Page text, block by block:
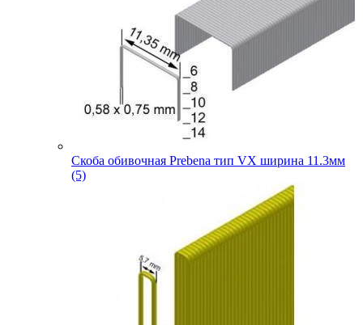
Скоба обивочная Prebena тип VX ширина 11.3мм
(5)